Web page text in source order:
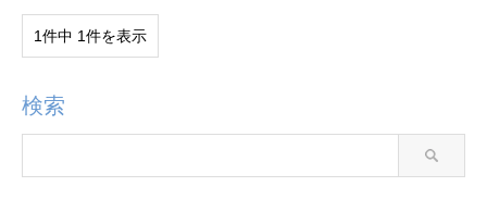
1件中 1件を表示
検索